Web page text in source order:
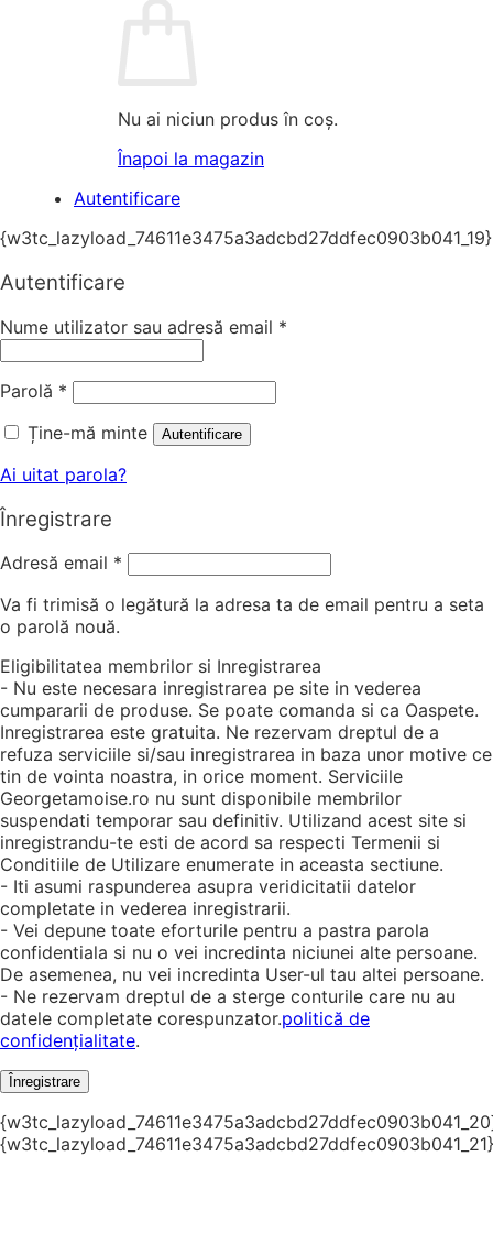
Nu ai niciun produs în coș.
Înapoi la magazin
Autentificare
{w3tc_lazyload_74611e3475a3adcbd27ddfec0903b041_19}
Autentificare
Nume utilizator sau adresă email *
Parolă *
Ține-mă minte
Autentificare
Ai uitat parola?
Înregistrare
Adresă email *
Va fi trimisă o legătură la adresa ta de email pentru a seta
o parolă nouă.
Eligibilitatea membrilor si Inregistrarea
- Nu este necesara inregistrarea pe site in vederea
cumpararii de produse. Se poate comanda si ca Oaspete.
Inregistrarea este gratuita. Ne rezervam dreptul de a
refuza serviciile si/sau inregistrarea in baza unor motive ce
tin de vointa noastra, in orice moment. Serviciile
Georgetamoise.ro nu sunt disponibile membrilor
suspendati temporar sau definitiv. Utilizand acest site si
inregistrandu-te esti de acord sa respecti Termenii si
Conditiile de Utilizare enumerate in aceasta sectiune.
- Iti asumi raspunderea asupra veridicitatii datelor
completate in vederea inregistrarii.
- Vei depune toate eforturile pentru a pastra parola
confidentiala si nu o vei incredinta niciunei alte persoane.
De asemenea, nu vei incredinta User-ul tau altei persoane.
- Ne rezervam dreptul de a sterge conturile care nu au
datele completate corespunzator.politică de
confidențialitate.
Înregistrare
{w3tc_lazyload_74611e3475a3adcbd27ddfec0903b041_21}